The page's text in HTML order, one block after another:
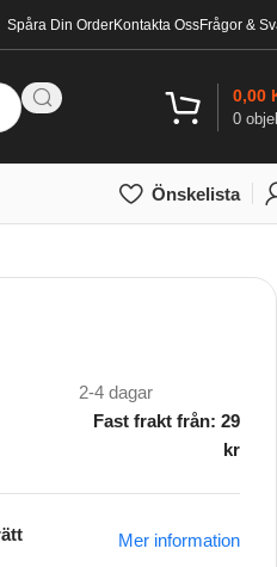
Spåra Din OrderKontakta OssFrågor &
0
0,00
Önskelista
2-4 dagar
Fast frakt från: 29
kr
Mer information